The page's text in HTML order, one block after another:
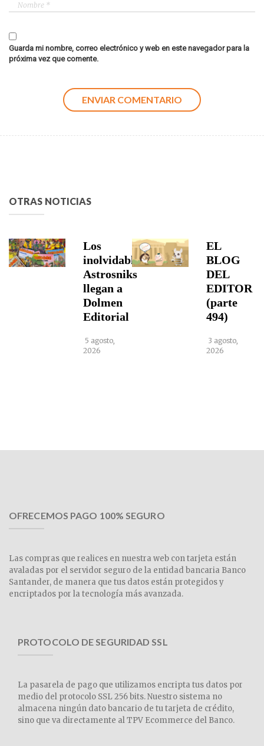
Guarda mi nombre, correo electrónico y web en este navegador para la
próxima vez que comente.
OTRAS NOTICIAS
Los
inolvidables
Astrosniks
llegan a
Dolmen
Editorial
5 agosto,
2026
EL
BLOG
DEL
EDITOR
(parte
494)
3 agosto,
2026
OFRECEMOS PAGO 100% SEGURO
Las compras que realices en nuestra web con tarjeta están
avaladas por el servidor seguro de la entidad bancaria Banco
Santander, de manera que tus datos están protegidos y
encriptados por la tecnología más avanzada.
PROTOCOLO DE SEGURIDAD SSL
La pasarela de pago que utilizamos encripta tus datos por
medio del protocolo SSL 256 bits. Nuestro sistema no
almacena ningún dato bancario de tu tarjeta de crédito,
sino que va directamente al TPV Ecommerce del Banco.